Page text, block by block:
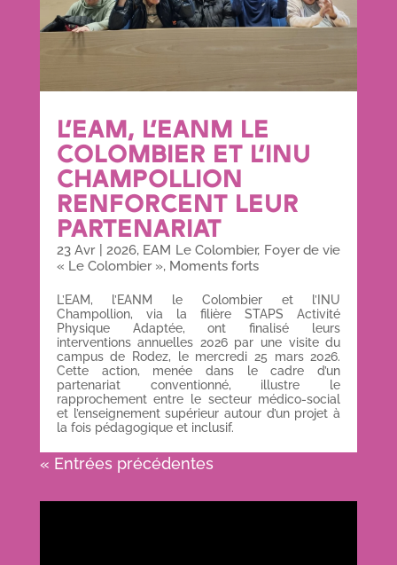
L’EAM, L’EANM LE
COLOMBIER ET L’INU
CHAMPOLLION
RENFORCENT LEUR
PARTENARIAT
23 Avr| 2026, EAM Le Colombier, Foyer de vie
« Le Colombier », Moments forts
L’EAM, l’EANM le Colombier et l’INU
Champollion, via la filière STAPS Activité
Physique Adaptée, ont finalisé leurs
interventions annuelles 2026 par une visite du
campus de Rodez, le mercredi 25 mars 2026.
Cette action, menée dans le cadre d’un
partenariat conventionné, illustre le
rapprochement entre le secteur médico-social
et l’enseignement supérieur autour d’un projet à
la fois pédagogique et inclusif.
« Entrées précédentes